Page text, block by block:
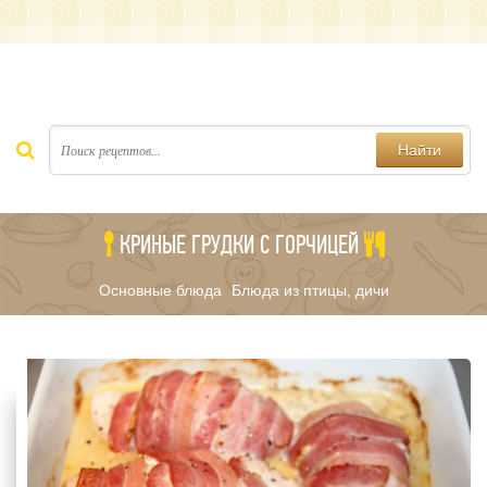
Найти
КРИНЫЕ ГРУДКИ С ГОРЧИЦЕЙ
Основные блюда/ Блюда из птицы, дичи